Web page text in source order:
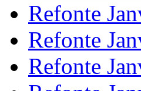
Refonte
Refonte
Refonte